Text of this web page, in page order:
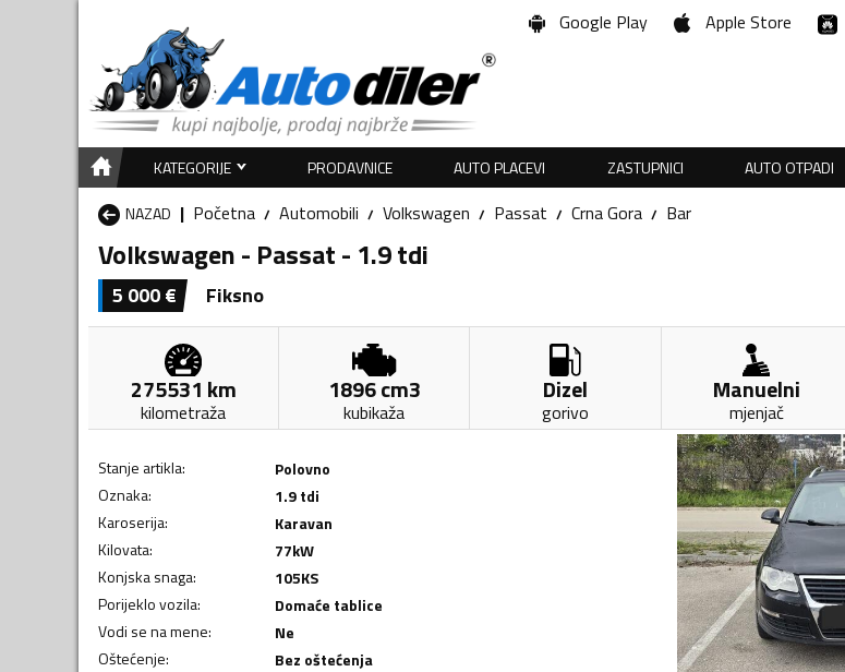
Google Play Apple Store
KATEGORIJE PRODAVNICE AUTO PLACEVI ZASTUPNICI AUTO OTPADI
NAZAD
Početna Automobili Volkswagen Passat Crna Gora Bar
Volkswagen - Passat - 1.9 tdi
5 000€ Fiksno
275531 km
kilometraža
1896cm3
kubikaža
Dizel
gorivo
Manuelni
mjenjač
Stanje artikla:
Polovno
Oznaka:
1.9 tdi
Karoserija:
Karavan
Kilovata: 77kW
Konjska snaga: 105KS
Porijeklo vozila:
Domaće tablice
Vodi se na mene:
Ne
Oštećenje:
Bez oštećenja